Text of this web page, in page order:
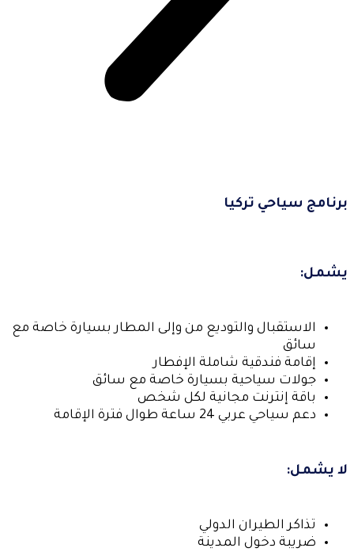
برنامج سياحي تركيا
يشمل:
الاستقبال والتوديع من وإلى المطار بسيارة خاصة مع
سائق
إقامة فندقية شاملة الإفطار
جولات سياحية بسيارة خاصة مع سائق
باقة إنترنت مجانية لكل شخص
دعم سياحي عربي 24 ساعة طوال فترة الإقامة
لا يشمل:
تذاكر الطيران الدولي
ضريبة دخول المدينة